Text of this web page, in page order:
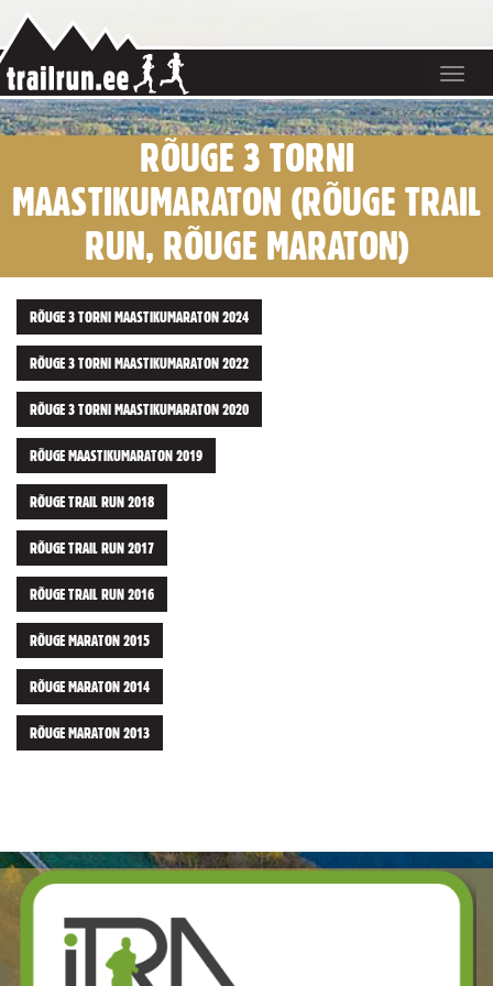
Toggle
RÕUGE 3 TORNI
MAASTIKUMARATON (RÕUGE TRAIL
RUN, RÕUGE MARATON)
RÕUGE 3 TORNI MAASTIKUMARATON 2024
RÕUGE 3 TORNI MAASTIKUMARATON 2022
RÕUGE 3 TORNI MAASTIKUMARATON 2020
RÕUGE MAASTIKUMARATON 2019
RÕUGE TRAIL RUN 2018
RÕUGE TRAIL RUN 2017
RÕUGE TRAIL RUN 2016
RÕUGE MARATON 2015
RÕUGE MARATON 2014
RÕUGE MARATON 2013